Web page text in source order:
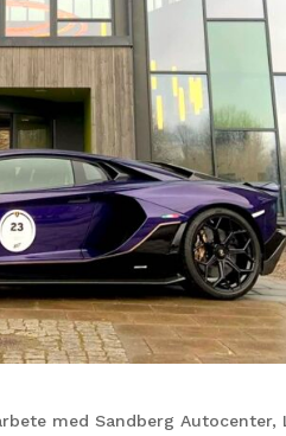
med Sandberg Autocenter,